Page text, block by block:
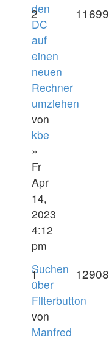
den
DC
auf
einen
neuen
Rechner
umziehen
von
kbe
»
Fr
Apr
14,
2023
4:12
pm
2 11699
Suchen
über
Filterbutton
von
Manfred
1 12908